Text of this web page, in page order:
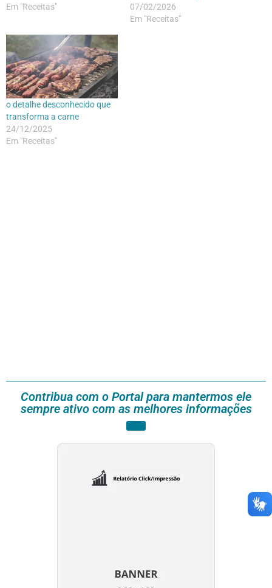
Em "Receitas"
07/02/2026
Em "Receitas"
o detalhe desconhecido que
transforma a carne
24/12/2025
Em "Receitas"
Contribua com o Portal para mantermos ele
sempre ativo com as melhores informações